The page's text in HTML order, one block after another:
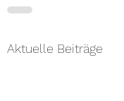
Aktuelle Beiträge